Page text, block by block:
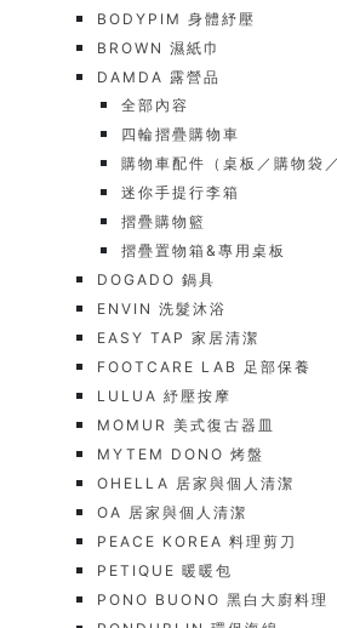
BODYPIM 身體紓壓
BROWN 濕紙巾
DAMDA 露營品
全部內容
四輪摺疊購物車
購物車配件（桌板／購物袋
迷你手提行李箱
摺疊購物籃
摺疊置物箱&專用桌板
DOGADO 鍋具
ENVIN 洗髮沐浴
EASY TAP 家居清潔
FOOTCARE LAB 足部保養
LULUA 紓壓按摩
MOMUR 美式復古器皿
MYTEM DONO 烤盤
OHELLA 居家與個人清潔
OA 居家與個人清潔
PEACE KOREA 料理剪刀
PETIQUE 暖暖包
PONO BUONO 黑白大廚料理